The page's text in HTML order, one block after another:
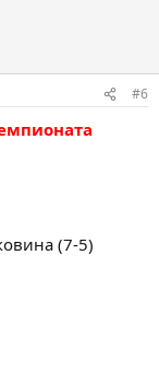
#6
(7-5)